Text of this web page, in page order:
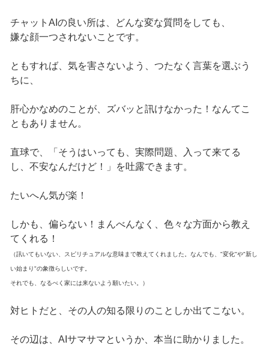
チャットAIの良い所は、どんな変な質問をしても、
嫌な顔一つされないことです。
ともすれば、気を害さないよう、つたなく言葉を選ぶう
ちに、
肝心かなめのことが、ズバッと訊けなかった！なんてこ
ともありません。
直球で、「そうはいっても、実際問題、入って来てる
し、不安なんだけど！」を吐露できます。
たいへん気が楽！
しかも、偏らない！まんべんなく、色々な方面から教え
てくれる！
（訊いてもいない、スピリチュアルな意味まで教えてくれました。なんでも、"変化"や"新し
い始まり"の象徴らしいです。
それでも、なるべく家には来ないよう願いたい。）
対ヒトだと、その人の知る限りのことしか出てこない。
その辺は、AIサマサマというか、本当に助かりました。